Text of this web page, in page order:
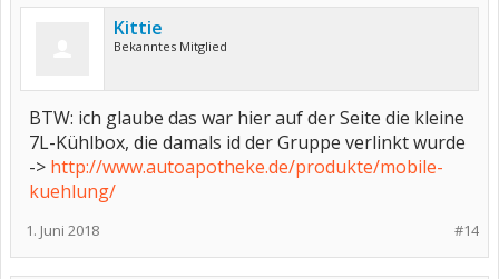
Kittie
Bekanntes Mitglied
BTW: ich glaube das war hier auf der Seite die kleine
7L-Kühlbox, die damals id der Gruppe verlinkt wurde
-> http://www.autoapotheke.de/produkte/mobile-
kuehlung/
#14
1. Juni 2018